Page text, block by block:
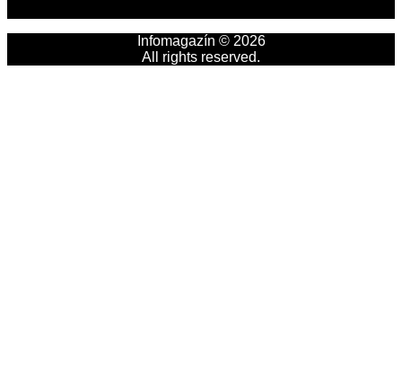
Infomagazín © 2026
All rights reserved.